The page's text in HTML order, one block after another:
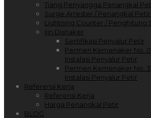
Tiang Penyangga Penangkal
Surge Arrester / Penangkal
Lightning Counter / Penghitung
Ijin Disnaker
Sertifikasi Penyalur Petir
Permen Kemenaker No.
Instalasi Penyalur Petir
Permen Kemenaker No.
Instalasi Penyalur Petir
Referensi Kerja
Referensi Kerja
Harga Penangkal Petir
BLOG